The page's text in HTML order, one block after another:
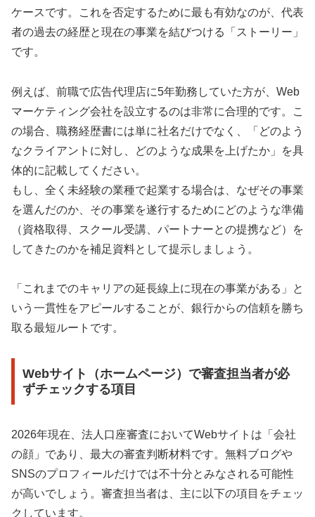
ケースです。これを否定するために最も有効なのが、代表
者の過去の経歴と現在の事業を結びつける「ストーリー」
です。
例えば、前職で広告代理店に5年勤務していた方が、Web
マーケティング会社を設立するのは非常に合理的です。こ
の場合、職務経歴書には単に社名だけでなく、「どのよう
なクライアントに対し、どのような成果を上げたか」を具
体的に記載してください。
もし、全く未経験の業種で起業する場合は、なぜその事業
を選んだのか、その事業を遂行するためにどのような準備
（資格取得、スクール受講、パートナーとの提携など）を
してきたのかを補足資料として提示しましょう。
「これまでのキャリアの延長線上に現在の事業がある」と
いう一貫性をアピールすることが、銀行からの信頼を勝ち
取る最短ルートです。
Webサイト（ホームページ）で審査担当者が必
ずチェックする項目
2026年現在、法人口座審査においてWebサイトは「会社
の顔」であり、最大の審査判断材料です。無料ブログや
SNSのプロフィールだけでは不十分とみなされる可能性
が高いでしょう。審査担当者は、主に以下の項目をチェッ
クしています。